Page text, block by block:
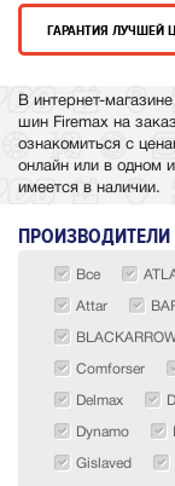
ГАРАНТИЯ ЛУЧШЕЙ
В интернет-
шин Firemax на
ознакомиться с
онлайн или в одном
имеется в наличии.
ПРОИЗВОДИТЕЛИ
Все
Attar
Comforser
Delmax
Dynamo
Gislaved